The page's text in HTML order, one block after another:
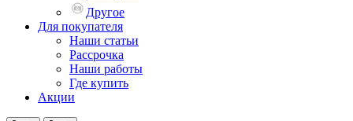
Другое
Для покупателя
Наши статьи
Рассрочка
Наши работы
Где купить
Акции